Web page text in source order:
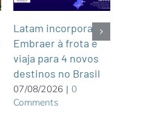
Latam incorpora
Embraer à frota e
viaja para 4 novos
destinos no Brasil
07/08/2026 | 0
Comments